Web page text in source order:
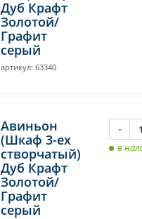
Дуб Крафт
Золотой/
Графит
серый
артикул: 63340
Авиньон
(Шкаф 3-ех
створчатый)
Дуб Крафт
Золотой/
Графит
серый
-
в